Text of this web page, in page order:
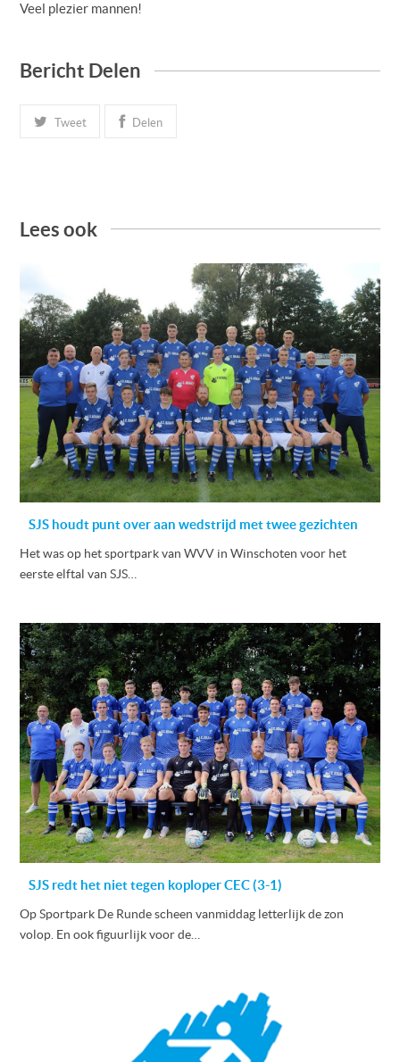
Veel plezier mannen!
Bericht Delen
Tweet Delen
Lees ook
SJS houdt punt over aan wedstrijd met twee gezichten
Het was op het sportpark van WVV in Winschoten voor het
eerste elftal van SJS…
SJS redt het niet tegen koploper CEC (3-1)
Op Sportpark De Runde scheen vanmiddag letterlijk de zon
volop. En ook figuurlijk voor de…